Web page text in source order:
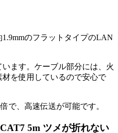
のフラットタイプのLAN
ます。ケーブル部分には、火
を使用しているので安心で
で、高速伝送が可能です。
5m ツメが折れない